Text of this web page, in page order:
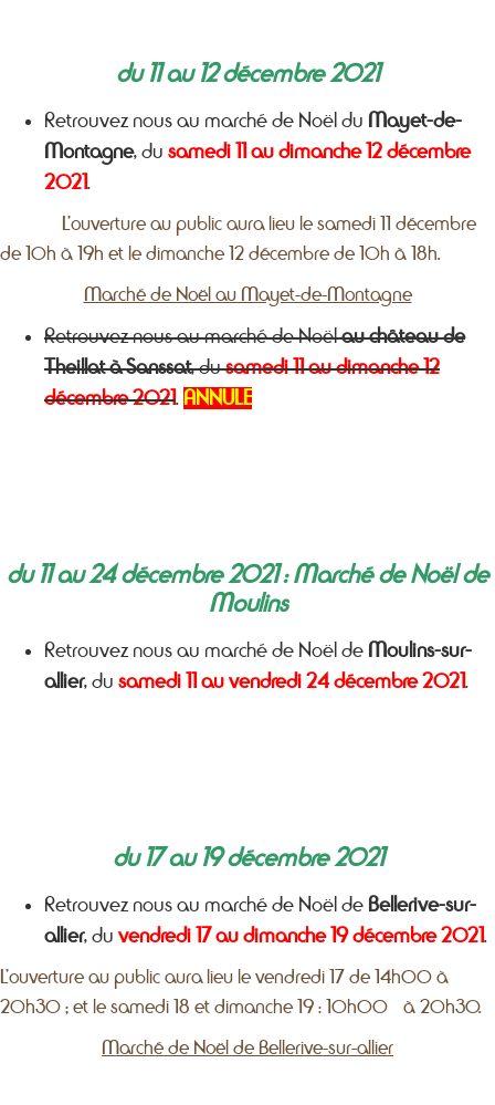
du 11 au 12 décembre 2021
Retrouvez nous au marché de Noël du Mayet-de-
Montagne, du samedi 11 au dimanche 12 décembre
2021 .
L’ouverture au public aura lieu le samedi 11 décembre
de 10h à 19h et le dimanche 12 décembre de 10h à 18h.
Marché de Noël au Mayet-de-Montagne
Retrouvez nous au marché de Noëlau château de
Theillat à Sanssat, dusamedi 11 au dimanche 12
décembre 2021. ANNULE
du 11 au 24 décembre 2021 : Marché de Noël de
Moulins
Retrouvez nous au marché de Noël de Moulins-sur-
allier, du samedi 11 au vendredi 24 décembre 2021 .
du 17 au 19 décembre 2021
Retrouvez nous au marché de Noël de Bellerive-sur-
allier, du vendredi 17 au dimanche 19 décembre 2021 .
L’ouverture au public aura lieu le vendredi 17 de 14h00 à
20h30 ; et le samedi 18 et dimanche 19 : 10h00 à 20h30.
Marché de Noël de Bellerive-sur-allier